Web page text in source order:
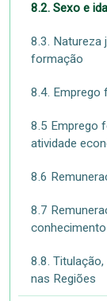
8.2. Sexo e
8.3. Natureza
formação
8.4. Emprego
8.5 Emprego
atividade
8.6
8.7
conhecimento
8.8.
nas Regiões